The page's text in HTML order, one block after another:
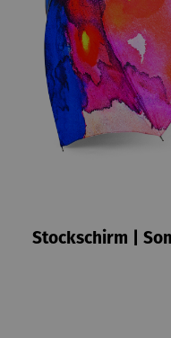
Stockschirm |